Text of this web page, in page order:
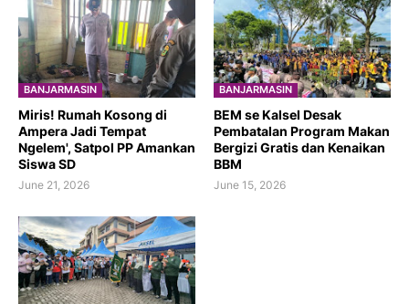
BANJARMASIN
​Miris! Rumah Kosong di
Ampera Jadi Tempat
Ngelem', Satpol PP Amankan
Siswa SD
June 21, 2026
BANJARMASIN
BEM se Kalsel Desak
Pembatalan Program Makan
Bergizi Gratis dan Kenaikan
BBM
June 15, 2026